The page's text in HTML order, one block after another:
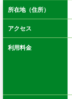
所在地（住所）
アクセス
利用料金